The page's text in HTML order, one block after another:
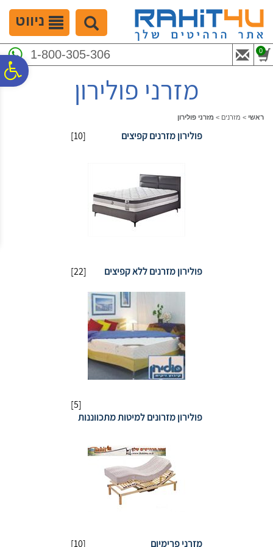
נגישות
המרכזי
ניווט
1-800-305-306 0
מזרני פולירון
ראשי > מזרנים > מזרני פולירון
[10] פולירון מזרנים קפיצים
[22] פולירון מזרנים ללא קפיצים
[5]
פולירון מזרונים למיטות מתכווננות
[10] מזרני פרימיום